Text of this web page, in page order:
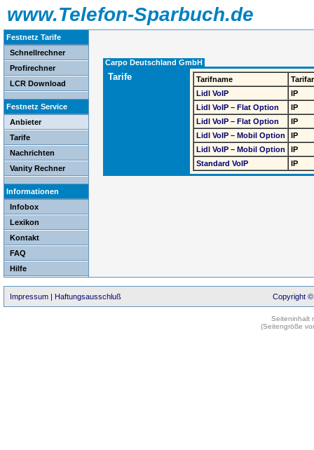
www.Telefon-Sparbuch.de
Festnetz Tarife
Schnellrechner
Profirechner
LCR Download
Festnetz Service
Anbieter
Tarife
Nachrichten
Vanity Rechner
Informationen
Infobox
Lexikon
Kontakt
FAQ
Hilfe
Carpo Deutschland GmbH
Tarife Tarifname
Lidl VoIP
IP
Lidl VoIP – Flat Option
IP
Lidl VoIP – Flat Option
IP
Lidl VoIP – Mobil Option
IP
Lidl VoIP – Mobil Option
IP
Standard VoIP
IP
Impressum | Haftungsausschluß Copyright ©
Seiteninhalt
(Seitengröße